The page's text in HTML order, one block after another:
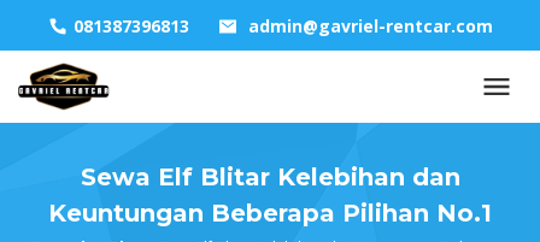
content
081387396813 admin@gavriel-rentcar.com
Sewa Elf Blitar Kelebihan dan
Keuntungan Beberapa Pilihan No.1